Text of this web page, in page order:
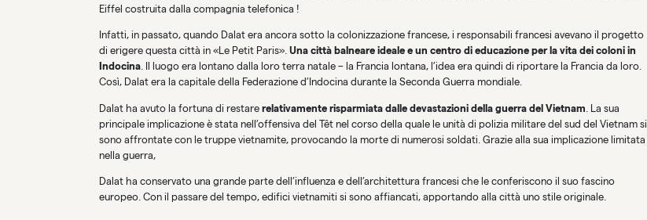
Eiffel costruita dalla compagnia telefonica !
Infatti, in passato, quando Dalat era ancora sotto la colonizzazione francese, i responsabili francesi avevano il progetto
di erigere questa città in «Le Petit Paris». Una città balneare ideale e un centro di educazione per la vita dei coloni in
Indocina. Il luogo era lontano dalla loro terra natale – la Francia lontana, l’idea era quindi di riportare la Francia da loro.
Così, Dalat era la capitale della Federazione d’Indocina durante la Seconda Guerra mondiale.
Dalat ha avuto la fortuna di restare relativamente risparmiata dalle devastazioni della guerra del Vietnam . La sua
principale implicazione è stata nell’offensiva del Têt nel corso della quale le unità di polizia militare del sud del Vietnam si
sono affrontate con le truppe vietnamite, provocando la morte di numerosi soldati. Grazie alla sua implicazione limitata
nella guerra,
Dalat ha conservato una grande parte dell’influenza e dell’architettura francesi che le conferiscono il suo fascino
europeo. Con il passare del tempo, edifici vietnamiti si sono affiancati, apportando alla città uno stile originale.